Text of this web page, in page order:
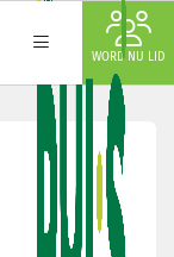
WORD NU LID